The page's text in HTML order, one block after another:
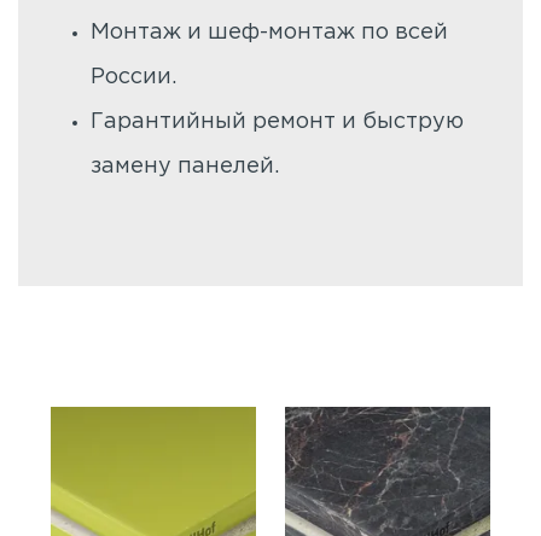
Монтаж и шеф-монтаж по всей
России.
Гарантийный ремонт и быструю
замену панелей.